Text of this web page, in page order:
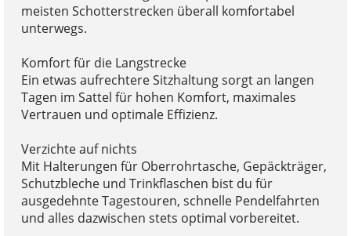
meisten Schotterstrecken überall komfortabel
unterwegs.
Komfort für die Langstrecke
Ein etwas aufrechtere Sitzhaltung sorgt an langen
Tagen im Sattel für hohen Komfort, maximales
Vertrauen und optimale Effizienz.
Verzichte auf nichts
Mit Halterungen für Oberrohrtasche, Gepäckträger,
Schutzbleche und Trinkflaschen bist du für
ausgedehnte Tagestouren, schnelle Pendelfahrten
und alles dazwischen stets optimal vorbereitet.